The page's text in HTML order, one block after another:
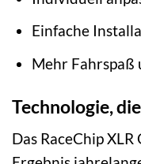
Einfache
Mehr Fahrspaß
Technologie,
Das RaceChip